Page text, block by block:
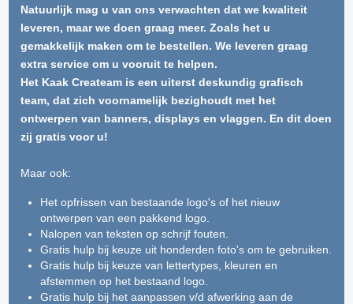
Natuurlijk mag u van ons verwachten dat we kwaliteit
leveren, maar we doen graag meer. Zoals het u
gemakkelijk maken om te bestellen. We leveren graag
extra service om u vooruit te helpen.
Het Kaak Createam is een uiterst deskundig grafisch
team, dat zich voornamelijk bezighoudt met het
ontwerpen van banners, displays en vlaggen. En dit doen
zij gratis voor u!
Maar ook:
Het opfrissen van bestaande logo's of het nieuw
ontwerpen van een pakkend logo.
Nalopen van teksten op schrijf fouten.
Gratis hulp bij keuze uit honderden foto's om te gebruiken.
Gratis hulp bij keuze van lettertypes, kleuren en
afstemmen op het bestaand logo.
Gratis hulp bij het aanpassen v/d afwerking aan de